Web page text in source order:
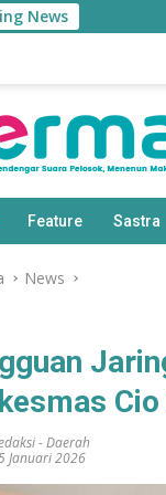
News
Feature Sastra
News
-Daerah
Januari 2026